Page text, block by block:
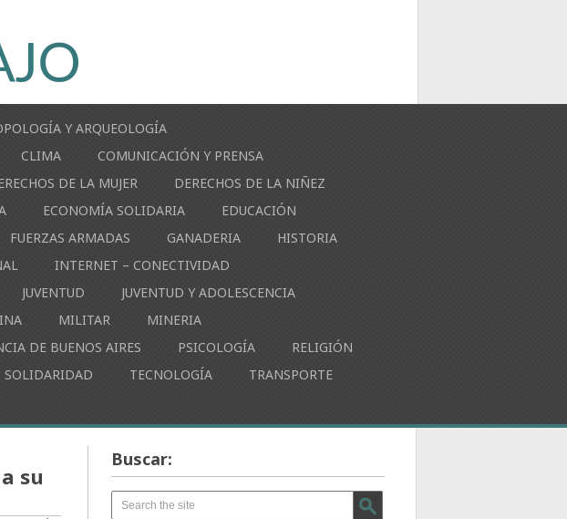
Y ARQUEOLOGÍA
CLIMA
COMUNICACIÓN Y PRENSA
DE LA MUJER
DERECHOS DE LA NIÑEZ
ECONOMÍA SOLIDARIA
EDUCACIÓN
FUERZAS ARMADAS GANADERIA
HISTORIA
INTERNET – CONECTIVIDAD
JUVENTUD
JUVENTUD Y ADOLESCENCIA
MILITAR
MINERIA
DE BUENOS AIRES PSICOLOGÍA
RELIGIÓN
SOLIDARIDAD TECNOLOGÍA
TRANSPORTE
su
Buscar: